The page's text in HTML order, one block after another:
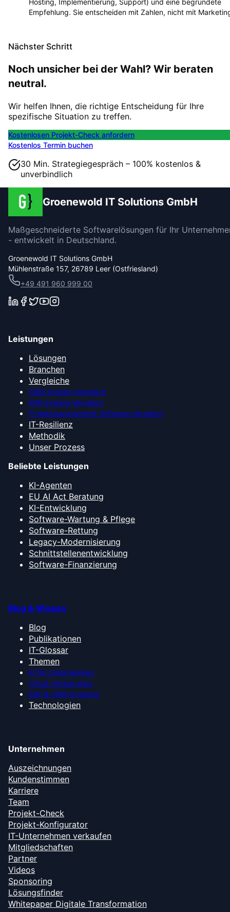
Empfehlung. Sie entscheiden mit Zahlen, nicht mit
Nächster Schritt
Noch unsicher bei der Wahl? Wir beraten
neutral.
Wir helfen Ihnen, die richtige Entscheidung für Ihre
spezifische Situation zu treffen.
Kostenlosen Projekt-Check anfordern
Kostenlos Termin buchen
30 Min. Strategiegespräch – 100% kostenlos &
unverbindlich
Groenewold IT Solutions GmbH
Maßgeschneiderte Softwarelösungen für Ihr
- entwickelt in Deutschland.
Groenewold IT Solutions GmbH
Mühlenstraße 157, 26789 Leer (Ostfriesland)
+49 491 960 999 00
Leistungen
Lösungen
Branchen
Vergleiche
CRM-System-Vergleich
ERP-System-Vergleich
Projektmanagement-Software-Vergleich
IT-Resilienz
Methodik
Unser Prozess
Beliebte Leistungen
KI-Agenten
EU AI Act Beratung
KI-Entwicklung
Software-Wartung & Pflege
Software-Rettung
Legacy-Modernisierung
Schnittstellenentwicklung
Software-Finanzierung
Blog & Wissen
Blog
Publikationen
IT-Glossar
Themen
KI für Unternehmen
Cloud-Infrastruktur
ERP & CRM-Systeme
Technologien
Unternehmen
Auszeichnungen
Kundenstimmen
Karriere
Team
Projekt-Check
Projekt-Konfigurator
IT-Unternehmen verkaufen
Mitgliedschaften
Partner
Videos
Sponsoring
Lösungsfinder
Whitepaper Digitale Transformation